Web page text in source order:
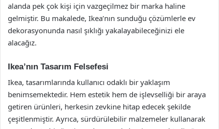
alanda pek çok kişi için vazgeçilmez bir marka haline
gelmiştir. Bu makalede, Ikea’nın sunduğu çözümlerle ev
dekorasyonunda nasıl şıklığı yakalayabileceğinizi ele
alacağız.
Ikea’nın Tasarım Felsefesi
Ikea, tasarımlarında kullanıcı odaklı bir yaklaşım
benimsemektedir. Hem estetik hem de işlevselliği bir araya
getiren ürünleri, herkesin zevkine hitap edecek şekilde
çeşitlenmiştir. Ayrıca, sürdürülebilir malzemeler kullanarak